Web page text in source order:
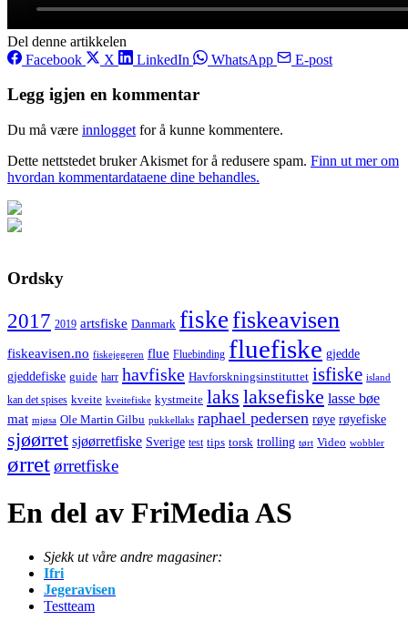
Del denne artikkelen
Facebook
X LinkedIn WhatsApp E-post
Legg igjen en kommentar
Du må være innlogget for å kunne kommentere.
Dette nettstedet bruker Akismet for å redusere spam. Finn ut mer om
hvordan kommentardataene dine behandles.
Ordsky
2017 2019 artsfiske Danmark fiskefiskeavisen
fiskeavisen.no fiskejegeren flue Fluebinding fluefiske gjedde
gjeddefiske guide harr havfiske Havforskningsinstituttet isfiske island
kan det spises kveite kveitefiske kystmeite laks laksefiske lasse bøe
mat mjøsa Ole Martin Gilbu pukkellaks raphael pedersen røye røyefiske
sjøørret sjøørretfiske Sverige test tips torsk trolling tørt Video wobbler
ørretørretfiske
En del av FriMedia AS
Sjekk ut våre andre magasiner:
Ifri
Jegeravisen
Testteam